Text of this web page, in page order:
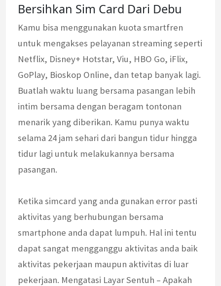
Bersihkan Sim Card Dari Debu
Kamu bisa menggunakan kuota smartfren
untuk mengakses pelayanan streaming seperti
Netflix, Disney+ Hotstar, Viu, HBO Go, iFlix,
GoPlay, Bioskop Online, dan tetap banyak lagi.
Buatlah waktu luang bersama pasangan lebih
intim bersama dengan beragam tontonan
menarik yang diberikan. Kamu punya waktu
selama 24 jam sehari dari bangun tidur hingga
tidur lagi untuk melakukannya bersama
pasangan.
Ketika simcard yang anda gunakan error pasti
aktivitas yang berhubungan bersama
smartphone anda dapat lumpuh. Hal ini tentu
dapat sangat mengganggu aktivitas anda baik
aktivitas pekerjaan maupun aktivitas di luar
pekerjaan. Mengatasi Layar Sentuh – Apakah